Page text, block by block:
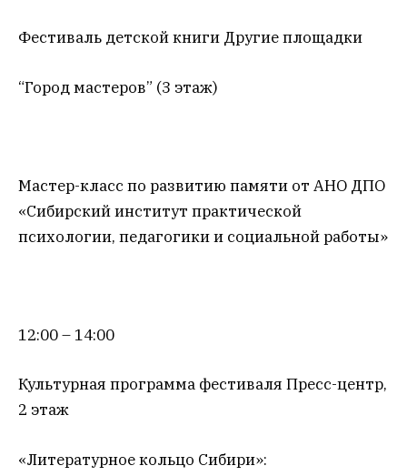
Фестиваль детской книги Другие площадки
“Город мастеров” (3 этаж)
Мастер-класс по развитию памяти от АНО ДПО
«Сибирский институт практической
психологии, педагогики и социальной работы»
12:00 – 14:00
Культурная программа фестиваля Пресс-центр,
2 этаж
«Литературное кольцо Сибири»: